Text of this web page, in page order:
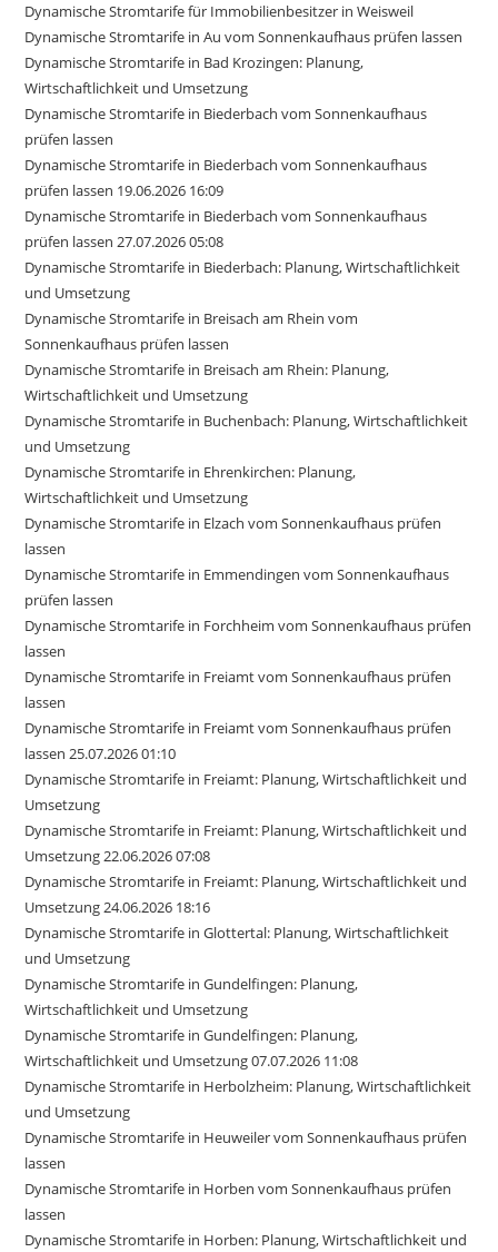
Dynamische Stromtarife für Immobilienbesitzer in Weisweil
Dynamische Stromtarife in Au vom Sonnenkaufhaus prüfen lassen
Dynamische Stromtarife in Bad Krozingen: Planung,
Wirtschaftlichkeit und Umsetzung
Dynamische Stromtarife in Biederbach vom Sonnenkaufhaus
prüfen lassen
Dynamische Stromtarife in Biederbach vom Sonnenkaufhaus
prüfen lassen 19.06.2026 16:09
Dynamische Stromtarife in Biederbach vom Sonnenkaufhaus
prüfen lassen 27.07.2026 05:08
Dynamische Stromtarife in Biederbach: Planung, Wirtschaftlichkeit
und Umsetzung
Dynamische Stromtarife in Breisach am Rhein vom
Sonnenkaufhaus prüfen lassen
Dynamische Stromtarife in Breisach am Rhein: Planung,
Wirtschaftlichkeit und Umsetzung
Dynamische Stromtarife in Buchenbach: Planung, Wirtschaftlichkeit
und Umsetzung
Dynamische Stromtarife in Ehrenkirchen: Planung,
Wirtschaftlichkeit und Umsetzung
Dynamische Stromtarife in Elzach vom Sonnenkaufhaus prüfen
lassen
Dynamische Stromtarife in Emmendingen vom Sonnenkaufhaus
prüfen lassen
Dynamische Stromtarife in Forchheim vom Sonnenkaufhaus prüfen
lassen
Dynamische Stromtarife in Freiamt vom Sonnenkaufhaus prüfen
lassen
Dynamische Stromtarife in Freiamt vom Sonnenkaufhaus prüfen
lassen 25.07.2026 01:10
Dynamische Stromtarife in Freiamt: Planung, Wirtschaftlichkeit und
Umsetzung
Dynamische Stromtarife in Freiamt: Planung, Wirtschaftlichkeit und
Umsetzung 22.06.2026 07:08
Dynamische Stromtarife in Freiamt: Planung, Wirtschaftlichkeit und
Umsetzung 24.06.2026 18:16
Dynamische Stromtarife in Glottertal: Planung, Wirtschaftlichkeit
und Umsetzung
Dynamische Stromtarife in Gundelfingen: Planung,
Wirtschaftlichkeit und Umsetzung
Dynamische Stromtarife in Gundelfingen: Planung,
Wirtschaftlichkeit und Umsetzung 07.07.2026 11:08
Dynamische Stromtarife in Herbolzheim: Planung, Wirtschaftlichkeit
und Umsetzung
Dynamische Stromtarife in Heuweiler vom Sonnenkaufhaus prüfen
lassen
Dynamische Stromtarife in Horben vom Sonnenkaufhaus prüfen
lassen
Dynamische Stromtarife in Horben: Planung, Wirtschaftlichkeit und